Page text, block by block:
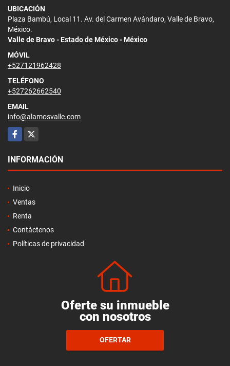
UBICACIÓN
Plaza Bambú, Local 11. Av. del Carmen Avándaro, Valle de Bravo,
México.
Valle de Bravo - Estado de México - México
MÓVIL
+527121962428
TELÉFONO
+527262662540
EMAIL
info@alamosvalle.com
Facebook
X
INFORMACIÓN
Inicio
Ventas
Renta
Contáctenos
Políticas de privacidad
Oferte su inmueble
con nosotros
OFERTAR